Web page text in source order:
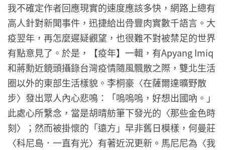
我不確定作者回應現實的速度應該多快，網路上總有
高人針對新聞事件，迅捷給出骨豐肉實數千語言。大
疫翌年，再怎麼遲疑觀望，也很難不對被禁足的世界
有點意見了。於是，【疫年】一輯，有Apyang Imiq
和蔣勳近鏡頭攝錄台灣疫情隨風飄散之際，雙北生活
圈以外的東部生活樣貌。李桐豪〈在薩爾達曠野散
步〉發出眾人內心悲鳴：「嗚嗚嗚，好想出國吶。」
此處心所繫念，當是胡晴舫筆下發光的〈那些金色時
刻〉；然而被掛懷的「遠方」早非舊日模樣，何曼莊
〈科尼島．一直有光〉有著近況更新。馬尼尼為〈我